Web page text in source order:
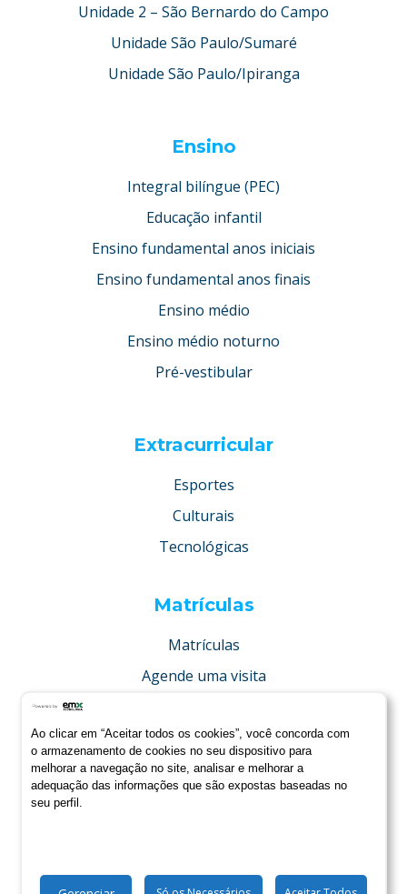
Unidade 2 – São Bernardo do Campo
Unidade São Paulo/Sumaré
Unidade São Paulo/Ipiranga
Ensino
Integral bilíngue (PEC)
Educação infantil
Ensino fundamental anos iniciais
Ensino fundamental anos finais
Ensino médio
Ensino médio noturno
Pré-vestibular
Extracurricular
Esportes
Culturais
Tecnológicas
Matrículas
Matrículas
Agende uma visita
Condições especiais
Ao clicar em “Aceitar todos os cookies”, você concorda com
o armazenamento de cookies no seu dispositivo para
melhorar a navegação no site, analisar e melhorar a
adequação das informações que são expostas baseadas no
seu perfil.